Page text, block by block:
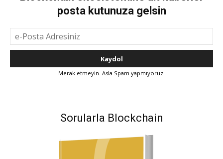
posta kutunuza gelsin
Merak etmeyin. Asla Spam yapmıyoruz.
Sorularla Blockchain